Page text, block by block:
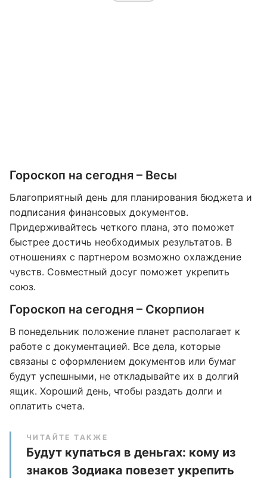
Гороскоп на сегодня – Весы
Благоприятный день для планирования бюджета и
подписания финансовых документов.
Придерживайтесь четкого плана, это поможет
быстрее достичь необходимых результатов. В
отношениях с партнером возможно охлаждение
чувств. Совместный досуг поможет укрепить
союз.
Гороскоп на сегодня – Скорпион
В понедельник положение планет располагает к
работе с документацией. Все дела, которые
связаны с оформлением документов или бумаг
будут успешными, не откладывайте их в долгий
ящик. Хороший день, чтобы раздать долги и
оплатить счета.
ЧИТАЙТЕ ТАКЖЕ
Будут купаться в деньгах: кому из
знаков Зодиака повезет укрепить